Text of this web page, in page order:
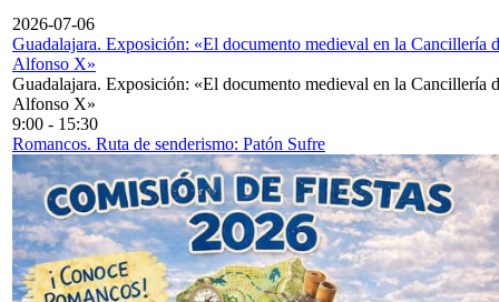
2026-07-06
Guadalajara. Exposición: «El documento medieval en la Cancillería
Alfonso X»
Guadalajara. Exposición: «El documento medieval en la Cancillería
Alfonso X»
9:00 - 15:30
Romancos. Ruta de senderismo: Patón Sufre